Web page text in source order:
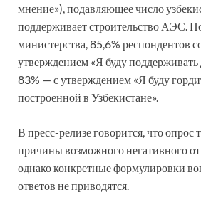
мнение»), подавляющее число
поддерживает строительство АЭС.
министерства, 85,6% респондентов
утверждением «Я буду
83% — с утверждением «Я буду
построенной в Узбекистане».
В пресс-релизе говорится, что опрос
причины возможного негативного
однако конкретные формулировки
ответов не приводятся.